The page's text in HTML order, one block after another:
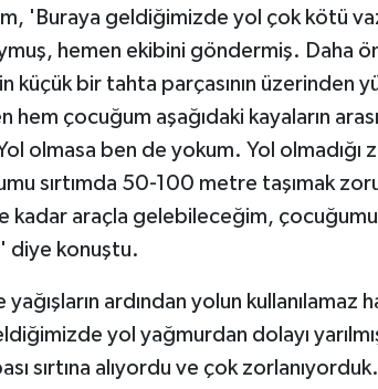
'Buraya geldiğimizde yol çok kötü
hemen ekibini göndermiş. Daha
küçük bir tahta parçasının üzerinden
hem çocuğum aşağıdaki kayaların
olmasa ben de yokum. Yol olmadığı
sırtımda 50-100 metre taşımak
kadar araçla gelebileceğim,
diye konuştu.
ardından yolun kullanılamaz
yol yağmurdan dolayı
sırtına alıyordu ve çok